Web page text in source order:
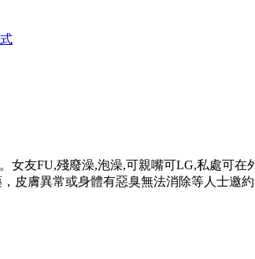
友FU,殘廢澡,泡澡,可親嘴可LG,私處可在
皮膚異常或身體有惡臭無法消除等人士邀約